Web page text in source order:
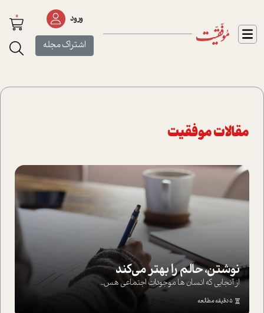
ورود
اشتراک مجله
0
مقالات موفقیت
نوشتن، حالم را بهتر می‌کند
از آنجایی که انسان ها موجودات اجتماعی هس...
5 دقیقه مطالعه